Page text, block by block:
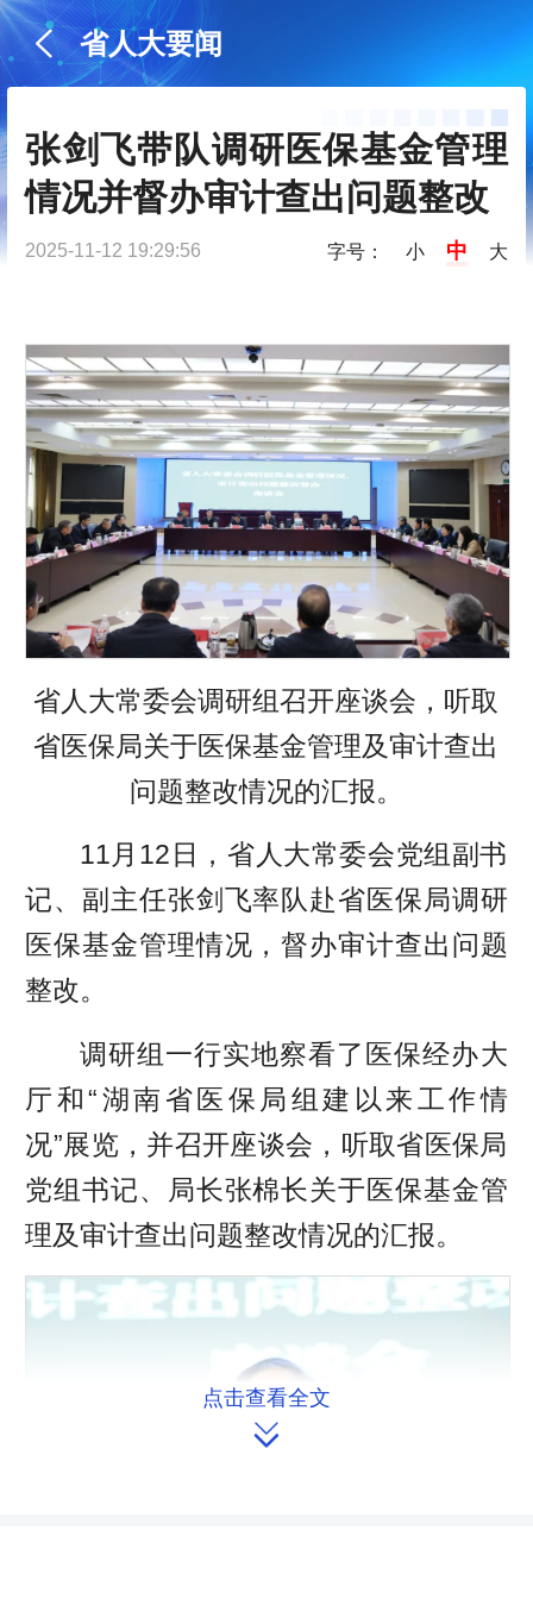
省人大要闻
张剑飞带队调研医保基金管理
情况并督办审计查出问题整改
2025-11-12 19:29:56 字号： 小 中 大
省人大常委会调研组召开座谈会，听取
省医保局关于医保基金管理及审计查出
问题整改情况的汇报。
11月12日，省人大常委会党组副书
记、副主任张剑飞率队赴省医保局调研
医保基金管理情况，督办审计查出问题
整改。
调研组一行实地察看了医保经办大
厅和“湖南省医保局组建以来工作情
况”展览，并召开座谈会，听取省医保局
党组书记、局长张棉长关于医保基金管
理及审计查出问题整改情况的汇报。
点击查看全文
